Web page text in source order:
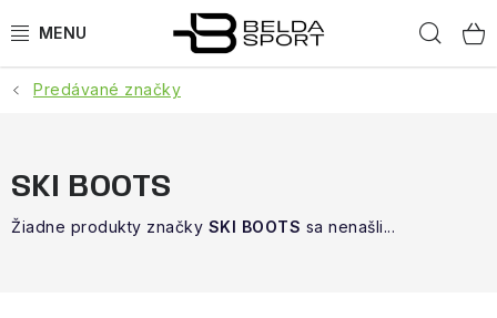
na
ŠPORTY
Predávané značky
SKI BOOTS
Žiadne produkty značky SKI BOOTS sa nenašli...